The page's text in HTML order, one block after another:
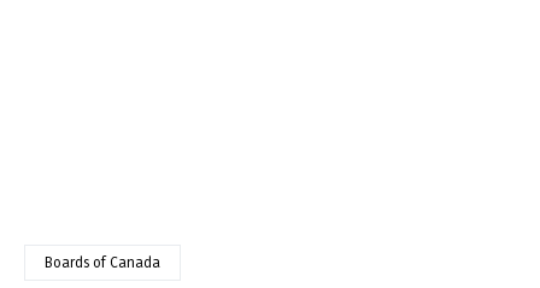
Boards of Canada